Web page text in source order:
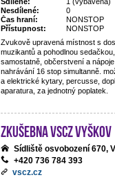
Nesdílené:
0
Čas hraní:
NONSTOP
Přístupnost:
NONSTOP
Zvukově upravená místnost s
muzikantů a pohodlnou
samostatně, občerstvení a
nahrávání 16 stop simultanně.
a elektrické kytary, percusse,
aparatura, za jednotný poplatek.
Zkušebna VSCZ Vyškov
Sídliště osvobození 670,
+420 736 784 393
vscz.cz